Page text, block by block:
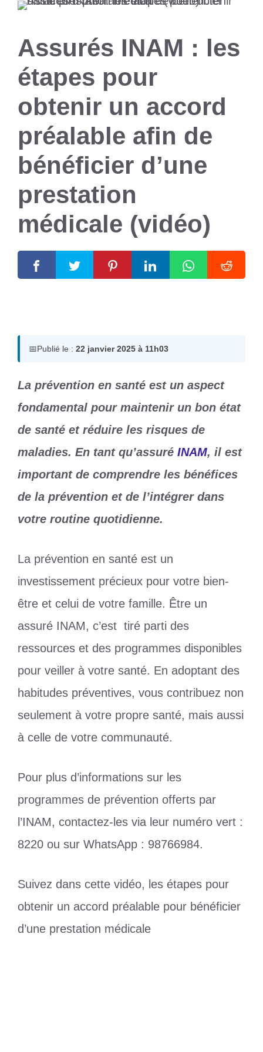
Assurés INAM : les
étapes pour
obtenir un accord
préalable afin de
bénéficier d’une
prestation
médicale (vidéo)
📅Publié le : 22 janvier 2025 à 11h03
La prévention en santé est un aspect
fondamental pour maintenir un bon état
de santé et réduire les risques de
maladies. En tant qu’assuré INAM, il est
important de comprendre les bénéfices
de la prévention et de l’intégrer dans
votre routine quotidienne.
La prévention en santé est un
investissement précieux pour votre bien-
être et celui de votre famille. Être un
assuré INAM, c’est tiré parti des
ressources et des programmes disponibles
pour veiller à votre santé. En adoptant des
habitudes préventives, vous contribuez non
seulement à votre propre santé, mais aussi
à celle de votre communauté.
Pour plus d’informations sur les
programmes de prévention offerts par
l’INAM, contactez-les via leur numéro vert :
8220 ou sur WhatsApp : 98766984.
Suivez dans cette vidéo, les étapes pour
obtenir un accord préalable pour bénéficier
d’une prestation médicale